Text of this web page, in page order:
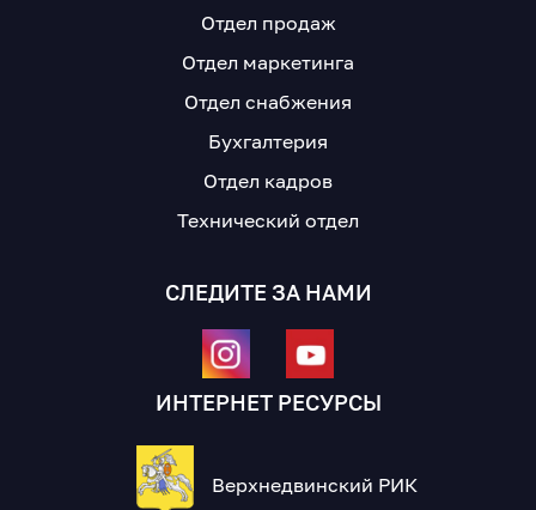
Отдел продаж
Отдел маркетинга
Отдел снабжения
Бухгалтерия
Отдел кадров
Технический отдел
СЛЕДИТЕ ЗА НАМИ
ИНТЕРНЕТ РЕСУРСЫ
Верхнедвинский РИК